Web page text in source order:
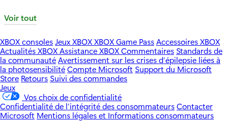
Voir tout
XBOX consolesJeux XBOXXBOX Game PassAccessoires XBOX
Actualités XBOXAssistance XBOXCommentaires Standards de
la communautéAvertissement sur les crises d’épilepsie liées à
la photosensibilitéCompte Microsoft Support du Microsoft
Store Retours Suivi des commandes
Jeux
Vos choix de confidentialité
Confidentialité de l’intégrité des consommateursContacter
Microsoft Mentions légales et Informations consommateurs